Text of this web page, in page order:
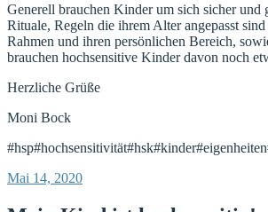
Generell brauchen Kinder um sich sicher und
Rituale, Regeln die ihrem Alter angepasst sind
Rahmen und ihren persönlichen Bereich,
brauchen hochsensitive Kinder davon noch
Herzliche Grüße
Moni Bock
Veröffentlicht
Mai 14, 2020